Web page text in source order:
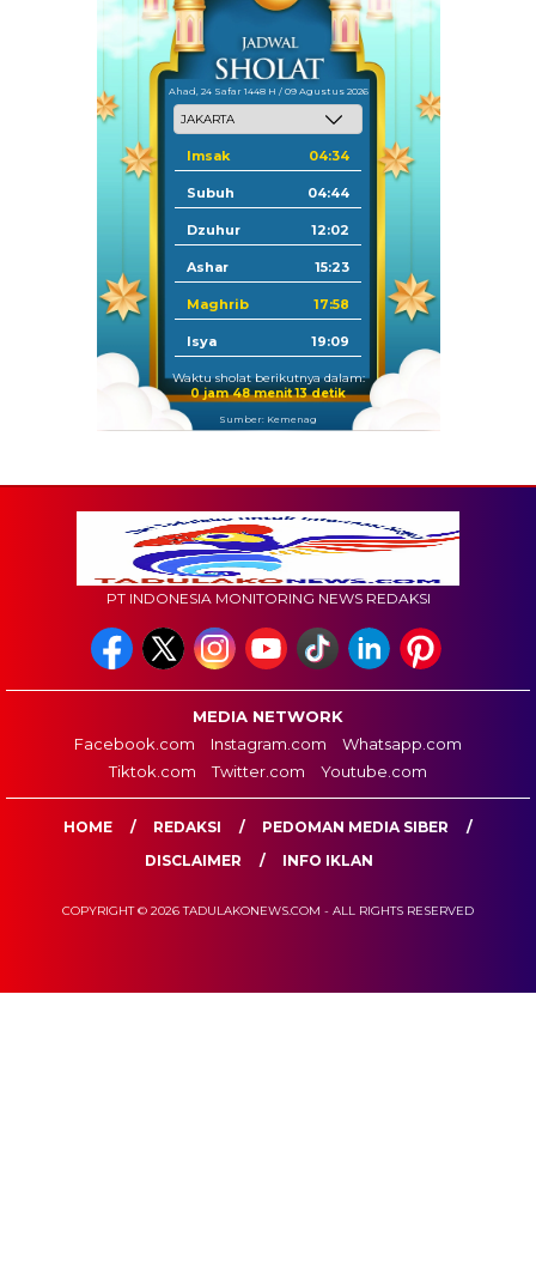
Ahad, 24 Safar 1448 H / 09 Agustus 2026
Imsak 04:34
Subuh 04:44
Dzuhur 12:02
Ashar 15:23
Maghrib 17:58
Isya 19:09
Waktu sholat berikutnya dalam:
0 jam 48 menit 12 detik
Sumber: Kemenag
PT INDONESIA MONITORING NEWS REDAKSI
MEDIA NETWORK
Facebook.com
Instagram.com
Whatsapp.com
Tiktok.com
Twitter.com Youtube.com
HOME REDAKSI
PEDOMAN MEDIA SIBER
DISCLAIMER
INFO IKLAN
COPYRIGHT © 2026 TADULAKONEWS.COM - ALL RIGHTS RESERVED